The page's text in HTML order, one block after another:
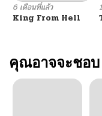
6 เดือนที่แล้ว
King From Hell
คุณอาจจะชอบ